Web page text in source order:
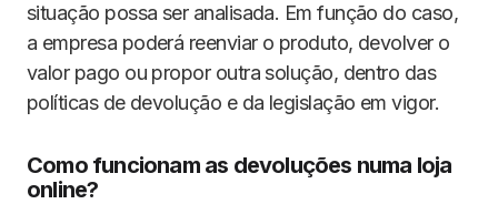
situação possa ser analisada. Em função do caso,
a empresa poderá reenviar o produto, devolver o
valor pago ou propor outra solução, dentro das
políticas de devolução e da legislação em vigor.
Como funcionam as devoluções numa loja
online?